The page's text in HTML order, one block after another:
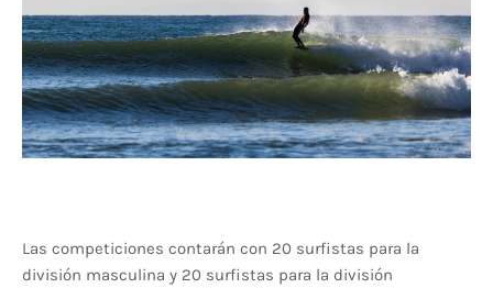
Las competiciones contarán con 20 surfistas para la
división masculina y 20 surfistas para la división